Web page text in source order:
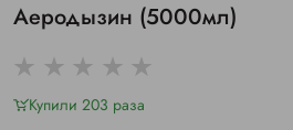
Аеродызин (5000мл)
Купили 203 раза